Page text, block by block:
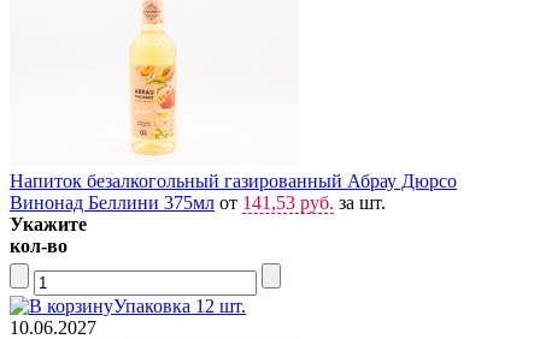
Напиток безалкогольный газированный Абрау Дюрсо
Винонад Беллини 375мл от 141,53 руб. за шт.
Укажите
кол-во
Упаковка 12 шт.
10.06.2027